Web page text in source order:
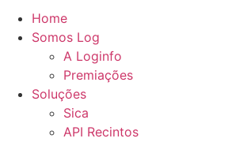
Home
Somos Log
A Loginfo
Premiações
Soluções
Sica
API Recintos